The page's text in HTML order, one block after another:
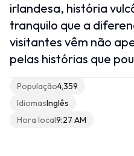
Grandes Antilhas
Pequenas Antilhas
Ilhas ABC
Caribe Neerlandês
irlandesa, história
tranquilo que a
visitantes vêm não
pelas histórias que
População4,359
IdiomasInglês
Hora local9:27 AM